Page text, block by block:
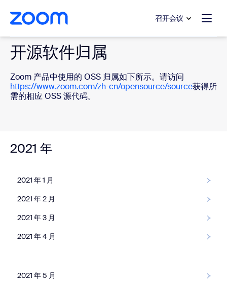
至主要内容
至帮助聊天 召开会议
开源软件归属
Zoom 产品中使用的 OSS 归属如下所示。请访问
https://www.zoom.com/zh-cn/opensource/source获得所
需的相应 OSS 源代码。
2021 年
2021 年 1 月
2021 年 2 月
2021 年 3 月
2021 年 4 月
2021 年 5 月